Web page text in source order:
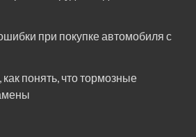
при покупке автомобиля с
понять, что тормозные